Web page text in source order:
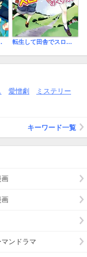
生活 転生して田舎でスローライフをおくりたい
愛憎劇
ミステリー
キーワード一覧
画
画
マンドラマ